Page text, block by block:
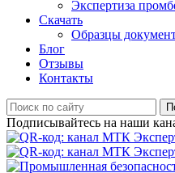
Экспертиза
Скачать
Образцы
Блог
Отзывы
Контакты
Подписывайтесь на наши